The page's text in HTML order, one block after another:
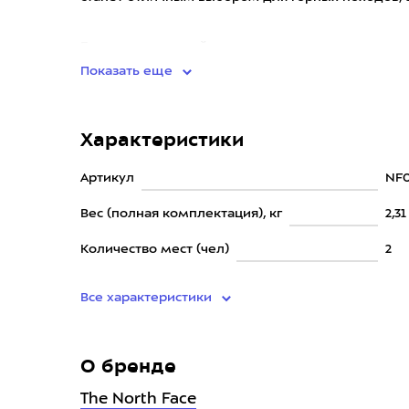
Показать еще
Характеристики
Артикул
Вес (полная комплектация), кг 2,31
Количество мест (чел) 2
Все характеристики
О бренде
The North Face